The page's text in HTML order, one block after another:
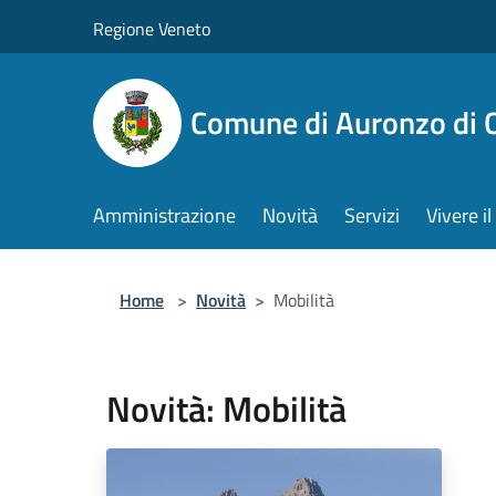
Regione Veneto
Comune di Auronzo di
Amministrazione Novità Servizi Vivere
Home > Novità > Mobilità
Novità: Mobilità